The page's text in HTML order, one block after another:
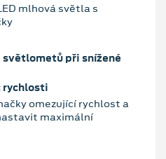
mlhová světla s
při snížené
rychlosti
omezující rychlost a
maximální